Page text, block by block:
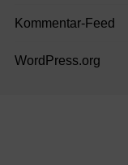
Kommentar-Feed
WordPress.org